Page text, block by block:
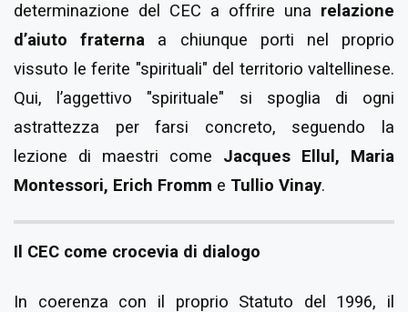
determinazione del CEC a offrire una relazione
d’aiuto fraterna a chiunque porti nel proprio
vissuto le ferite "spirituali" del territorio valtellinese.
Qui, l’aggettivo "spirituale" si spoglia di ogni
astrattezza per farsi concreto, seguendo la
lezione di maestri come Jacques Ellul, Maria
Montessori, Erich Fromm e Tullio Vinay.
Il CEC come crocevia di dialogo
In coerenza con il proprio Statuto del 1996, il